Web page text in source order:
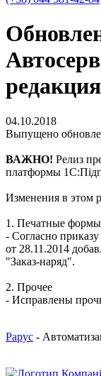
04.10.2018
Выпущено
ВАЖНО! Релиз
платформы
Изменения в этом
1. Печатные формы
- Согласно
от 28.11.2014
"Заказ-наряд".
2. Прочее
- Исправлены
Рарус -